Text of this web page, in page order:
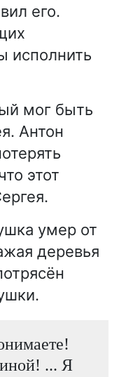
его.
исполнить
мог быть
Антон
этот
умер от
деревья
... Я